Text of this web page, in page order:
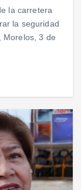
la carretera
la seguridad
Morelos, 3 de